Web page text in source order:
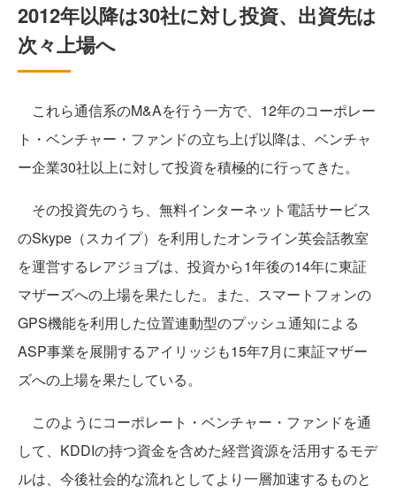
2012年以降は30社に対し投資、出資先は
次々上場へ
これら通信系のM&Aを行う一方で、12年のコーポレー
ト・ベンチャー・ファンドの立ち上げ以降は、ベンチャ
ー企業30社以上に対して投資を積極的に行ってきた。
その投資先のうち、無料インターネット電話サービス
のSkype（スカイプ）を利用したオンライン英会話教室
を運営するレアジョブは、投資から1年後の14年に東証
マザーズへの上場を果たした。また、スマートフォンの
GPS機能を利用した位置連動型のプッシュ通知による
ASP事業を展開するアイリッジも15年7月に東証マザー
ズへの上場を果たしている。
このようにコーポレート・ベンチャー・ファンドを通
して、KDDIの持つ資金を含めた経営資源を活用するモデ
ルは、今後社会的な流れとしてより一層加速するものと